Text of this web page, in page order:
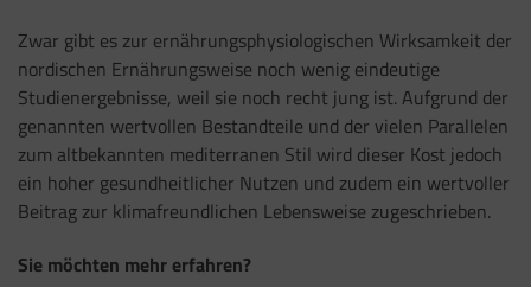
Zwar gibt es zur ernährungsphysiologischen Wirksamkeit der
nordischen Ernährungsweise noch wenig eindeutige
Studienergebnisse, weil sie noch recht jung ist. Aufgrund der
genannten wertvollen Bestandteile und der vielen Parallelen
zum altbekannten mediterranen Stil wird dieser Kost jedoch
ein hoher gesundheitlicher Nutzen und zudem ein wertvoller
Beitrag zur klimafreundlichen Lebensweise zugeschrieben.
Sie möchten mehr erfahren?